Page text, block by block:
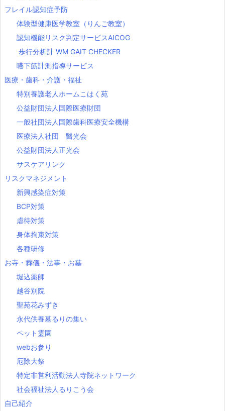
フレイル認知症予防
体験型健康医学教室（りんご教室）
認知機能リスク判定サービスAICOG
歩行分析計 WM GAIT CHECKER
嚥下筋計測指導サービス
医療・歯科・介護・福祉
特別養護老人ホームこはく苑
公益財団法人国際医療財団
一般社団法人国際歯科医療安全機構
医療法人社団 醫光会
公益財団法人正光会
サスケアリンク
リスクマネジメント
新興感染症対策
BCP対策
虐待対策
身体拘束対策
各種研修
お寺・葬儀・法事・お墓
堀込薬師
越谷別院
聖苑花みずき
永代供養墓るりの集い
ペット霊園
webお参り
厄除大祭
特定非営利活動法人寺院ネットワーク
社会福祉法人るりこう会
自己紹介